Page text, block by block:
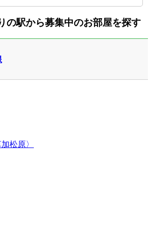
の駅から募集中のお部屋を探す
松原〉